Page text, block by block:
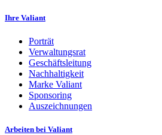
Ihre Valiant
Porträt
Verwaltungsrat
Geschäftsleitung
Nachhaltigkeit
Marke Valiant
Sponsoring
Auszeichnungen
Arbeiten bei Valiant